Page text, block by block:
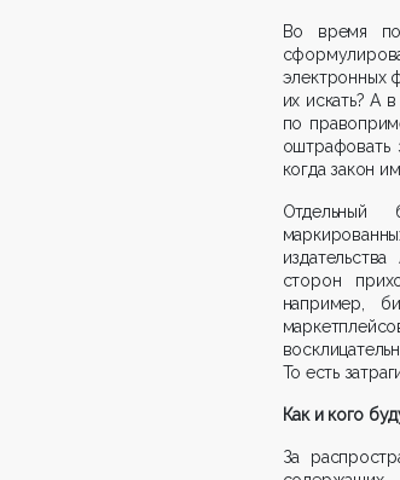
Во время
электронных
их искать? А
по
оштрафовать
когда закон
сторон
например,
То есть
Как и кого
За